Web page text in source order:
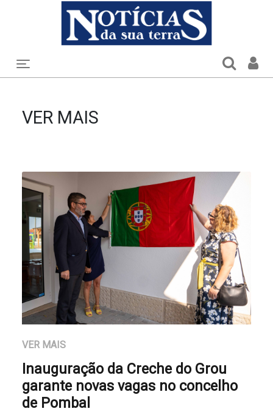
Toggle navigation
VER MAIS
VER MAIS
Inauguração da Creche do Grou
garante novas vagas no concelho
de Pombal